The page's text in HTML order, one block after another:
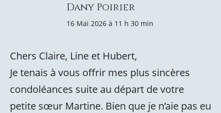
Dany Poirier
16 Mai 2026 à 11 h 30 min
Chers Claire, Line et Hubert,
Je tenais à vous offrir mes plus sincères
condoléances suite au départ de votre
petite sœur Martine. Bien que je n’aie pas eu